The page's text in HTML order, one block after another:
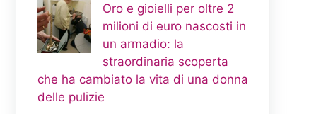
Oro e gioielli per oltre 2
milioni di euro nascosti in
un armadio: la
straordinaria scoperta
che ha cambiato la vita di una donna
delle pulizie